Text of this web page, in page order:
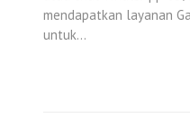
mendapatkan layanan
untuk…